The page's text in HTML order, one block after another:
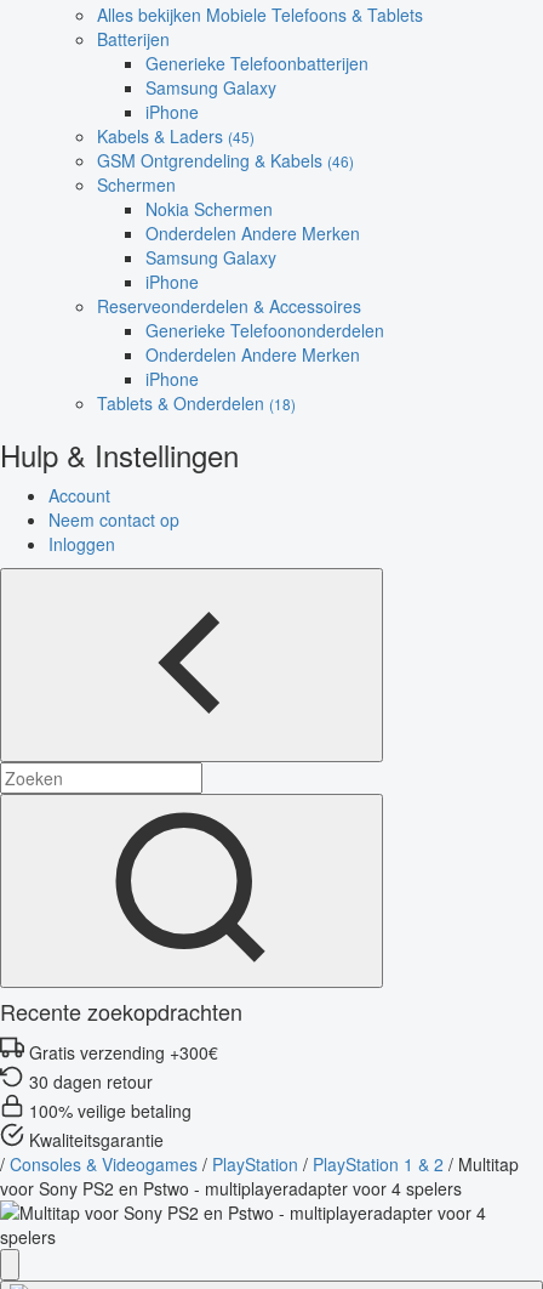
Alles bekijken Mobiele Telefoons & Tablets
Batterijen
Generieke Telefoonbatterijen
Samsung Galaxy
iPhone
Kabels & Laders (45)
GSM Ontgrendeling & Kabels (46)
Schermen
Nokia Schermen
Onderdelen Andere Merken
Samsung Galaxy
iPhone
Reserveonderdelen & Accessoires
Generieke Telefoononderdelen
Onderdelen Andere Merken
iPhone
Tablets & Onderdelen (18)
Hulp & Instellingen
Account
Neem contact op
Inloggen
Recente zoekopdrachten
Gratis verzending +300€
30 dagen retour
100% veilige betaling
Kwaliteitsgarantie
/ Consoles & Videogames / PlayStation / PlayStation 1 & 2 / Multitap
voor Sony PS2 en Pstwo - multiplayeradapter voor 4 spelers